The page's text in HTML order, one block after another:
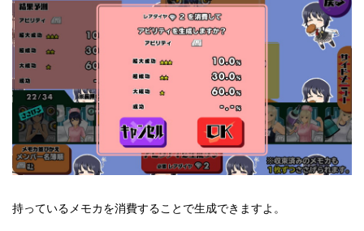
持っているメモカを消費することで生成できますよ。